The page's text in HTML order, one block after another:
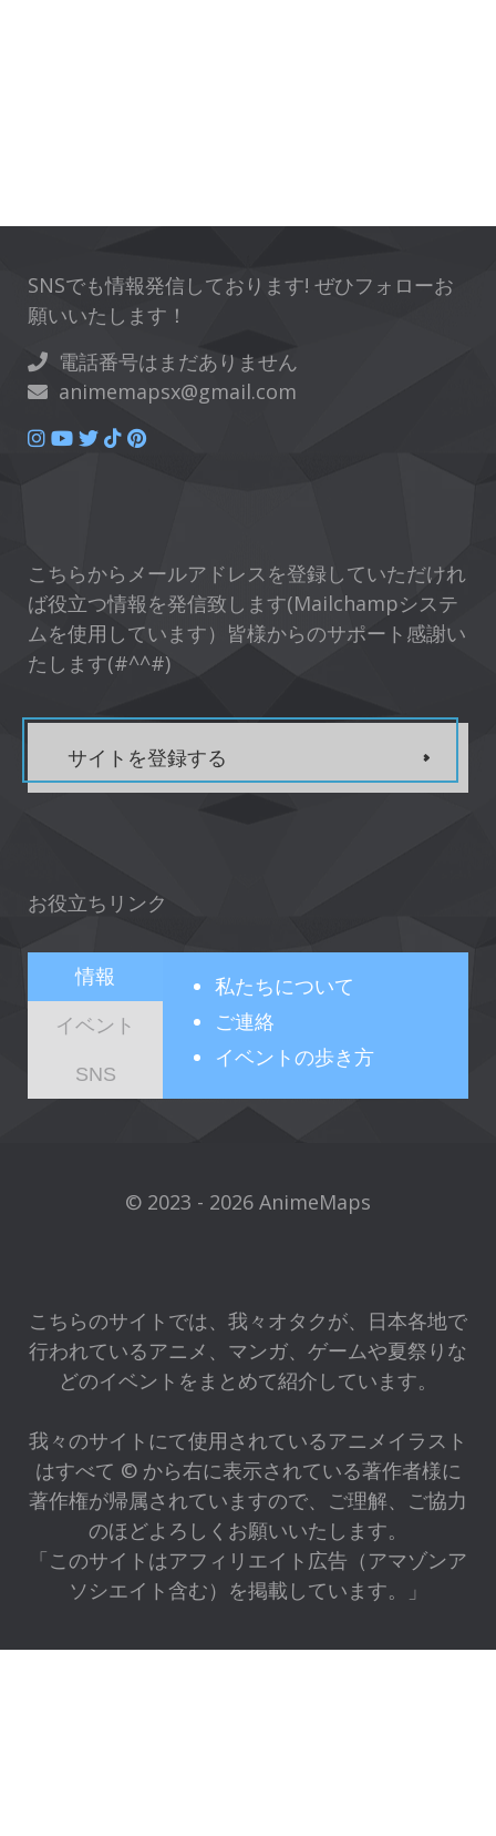
SNSでも情報発信しております! ぜひフォローお
願いいたします！
電話番号はまだありません
animemapsx@gmail.com
こちらからメールアドレスを登録していただけれ
ば役立つ情報を発信致します(Mailchampシステ
ムを使用しています）皆様からのサポート感謝い
たします(#^^#)
サイトを登録する
お役立ちリンク
情報
イベント
SNS
私たちについて
ご連絡
イベントの歩き方
© 2023 - 2026 AnimeMaps
こちらのサイトでは、我々オタクが、日本各地で
行われているアニメ、マンガ、ゲームや夏祭りな
どのイベントをまとめて紹介しています。
我々のサイトにて使用されているアニメイラスト
はすべて © から右に表示されている著作者様に
著作権が帰属されていますので、ご理解、ご協力
のほどよろしくお願いいたします。
「このサイトはアフィリエイト広告（アマゾンア
ソシエイト含む）を掲載しています。」